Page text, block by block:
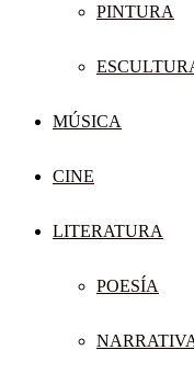
PINTURA
MÚSICA
CINE
LITERATURA
POESÍA